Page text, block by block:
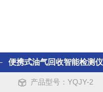
便携式油气回收智能检测仪
产品型号：YQJY-2